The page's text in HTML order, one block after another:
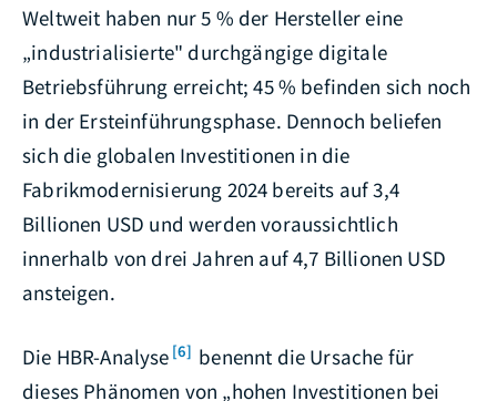
Weltweit haben nur 5 % der Hersteller eine
„industrialisierte" durchgängige digitale
Betriebsführung erreicht; 45 % befinden sich noch
in der Ersteinführungsphase. Dennoch beliefen
sich die globalen Investitionen in die
Fabrikmodernisierung 2024 bereits auf 3,4
Billionen USD und werden voraussichtlich
innerhalb von drei Jahren auf 4,7 Billionen USD
ansteigen.
Die HBR-Analyse [6] benennt die Ursache für
dieses Phänomen von „hohen Investitionen bei